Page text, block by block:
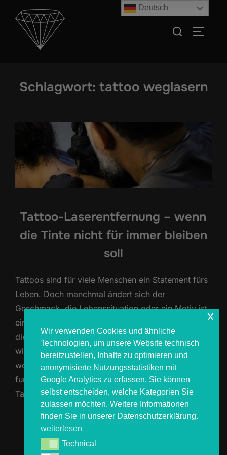
Inhalt
springen
Suchen
Schlagwort: tattoo weglasern
Tattoo-Laserentfernung – wenn
die Tinte nicht für immer bleiben
soll
Tattoos sind für viele Menschen ein Statement fürs
Leben. Doch manchmal ändert sich der
Geschmack, die Lebenssituation oder ein Motiv ist
einfach nicht mehr passend. In solchen Fällen kann
die Tattoo-Laserentfernung eine Lösung sein. Aber
wie funktioniert das eigentlich? Ist es sicher? Und
worauf solltest du unbedingt achten? Wie
funktioniert Tattoo-Laserentfernung? Bei der
Tattoo-Laserentfernung werden …
Deutsch
Wir verwenden Cookies und ähnliche
Technologien, um unsere Website technisch
bereitzustellen, Inhalte zu optimieren und
anonymisierte Nutzungsstatistiken mit
Google Analytics zu erfassen. Sie können
selbst entscheiden, welche Kategorien Sie
zulassen möchten. Weitere Informationen
finden Sie in unserer Datenschutzerklärung.
weiterlesen
TechnicalTechnical
x